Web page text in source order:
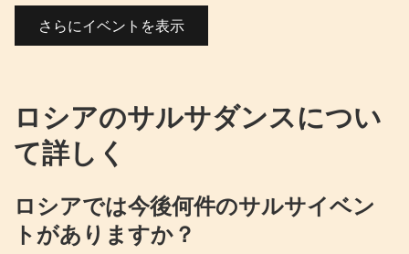
さらにイベントを表示
ロシアのサルサダンスについ
て詳しく
ロシアでは今後何件のサルサイベン
トがありますか？